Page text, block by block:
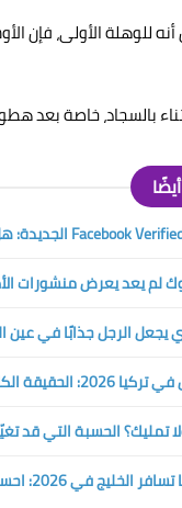
للوهلة الأولى، فإن
بالسجاد، خاصة بعد
لم يعد يعرض منشورات
يجعل الرجل جذابًا في عين
عن فرص العمل والرواتب وحقوق الأجانب قبل السفر
تمليك؟ الحسبة التي قد
احسب صافي المكسب الحقيقي بين السعودية والإمارات والكويت